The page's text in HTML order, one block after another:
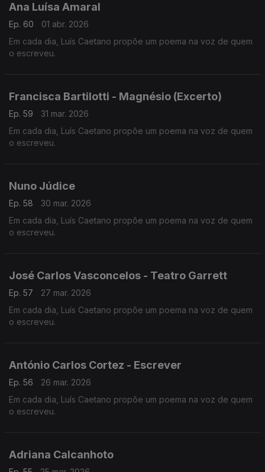
Ana Luísa Amaral
Ep. 60
01 abr. 2026
Em cada dia, Luís Caetano propõe um poema na voz de quem
o escreveu.
Francisca Bartilotti - Magnésio (Excerto)
Ep. 59
31 mar. 2026
Em cada dia, Luís Caetano propõe um poema na voz de quem
o escreveu.
Nuno Júdice
Ep. 58
30 mar. 2026
Em cada dia, Luís Caetano propõe um poema na voz de quem
o escreveu.
José Carlos Vasconcelos - Teatro Garrett
Ep. 57
27 mar. 2026
Em cada dia, Luís Caetano propõe um poema na voz de quem
o escreveu.
António Carlos Cortez - Escrever
Ep. 56
26 mar. 2026
Em cada dia, Luís Caetano propõe um poema na voz de quem
o escreveu.
Adriana Calcanhoto